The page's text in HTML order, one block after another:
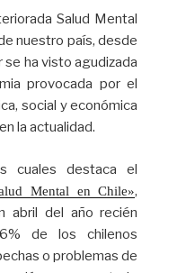
Salud Mental
nuestro país, desde
se ha visto agudizada
provocada por el
social y económica
la actualidad.
cuales destaca el
Mental en Chile»,
abril del año recién
de los chilenos
o problemas de